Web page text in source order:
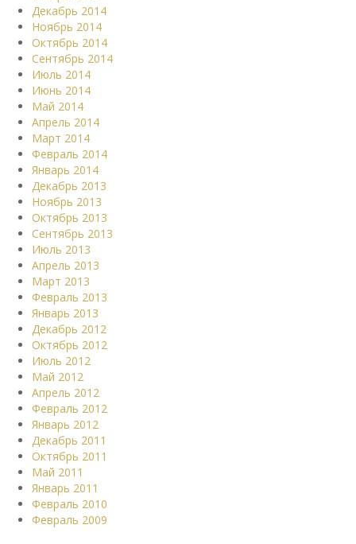
Декабрь 2014
Ноябрь 2014
Октябрь 2014
Сентябрь 2014
Июль 2014
Июнь 2014
Май 2014
Апрель 2014
Март 2014
Февраль 2014
Январь 2014
Декабрь 2013
Ноябрь 2013
Октябрь 2013
Сентябрь 2013
Июль 2013
Апрель 2013
Март 2013
Февраль 2013
Январь 2013
Декабрь 2012
Октябрь 2012
Июль 2012
Май 2012
Апрель 2012
Февраль 2012
Январь 2012
Декабрь 2011
Октябрь 2011
Май 2011
Январь 2011
Февраль 2010
Февраль 2009